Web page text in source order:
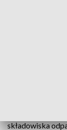
składowiska